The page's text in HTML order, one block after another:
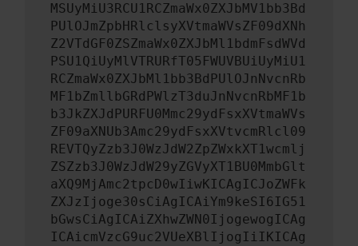
MSUyMiU3RCU1RCZmaWx0ZXJbMV1bb3Bd
PUlOJmZpbHRlclsyXVtmaWVsZF09dXNh
Z2VTdGF0ZSZmaWx0ZXJbMl1bdmFsdWVd
PSU1QiUyMlVTRURfT05FWUVBUiUyMiU1
RCZmaWx0ZXJbMl1bb3BdPUlOJnNvcnRb
MF1bZmllbGRdPWlzT3duJnNvcnRbMF1b
b3JkZXJdPURFU0Mmc29ydFsxXVtmaWVs
ZF09aXNUb3Amc29ydFsxXVtvcmRlcl09
REVTQyZzb3J0WzJdW2ZpZWxkXT1wcmlj
ZSZzb3J0WzJdW29yZGVyXT1BU0MmbGlt
aXQ9MjAmc2tpcD0wIiwKICAgICJoZWFk
ZXJzIjoge30sCiAgICAiYm9keSI6IG51
bGwsCiAgICAiZXhwZWN0IjogewogICAg
ICAicmVzcG9uc2VUeXBlIjogIiIKICAg